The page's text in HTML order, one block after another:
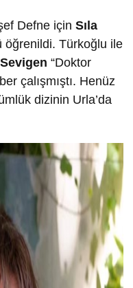
Defne için Sıla
öğrenildi. Türkoğlu ile
“Doktor
çalışmıştı. Henüz
dizinin Urla’da